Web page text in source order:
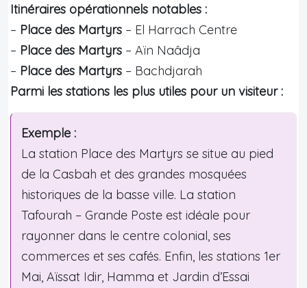
Itinéraires opérationnels notables :
– Place des Martyrs – El Harrach Centre
– Place des Martyrs – Aïn Naâdja
– Place des Martyrs – Bachdjarah
Parmi les stations les plus utiles pour un visiteur :
Exemple :
La station Place des Martyrs se situe au pied
de la Casbah et des grandes mosquées
historiques de la basse ville. La station
Tafourah – Grande Poste est idéale pour
rayonner dans le centre colonial, ses
commerces et ses cafés. Enfin, les stations 1er
Mai, Aïssat Idir, Hamma et Jardin d’Essai